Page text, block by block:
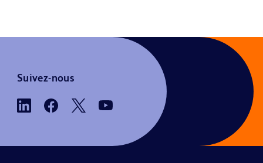
Suivez-nous